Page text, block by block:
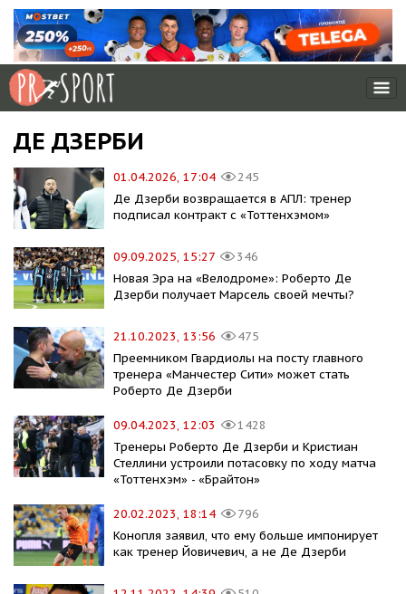
ДЕ ДЗЕРБИ
01.04.2026, 17:04
245
Де Дзерби возвращается в АПЛ: тренер
подписал контракт с «Тоттенхэмом»
09.09.2025, 15:27
346
Новая Эра на «Велодроме»: Роберто Де
Дзерби получает Марсель своей мечты?
21.10.2023, 13:56
475
Преемником Гвардиолы на посту главного
тренера «Манчестер Сити» может стать
Роберто Де Дзерби
09.04.2023, 12:03
1428
Тренеры Роберто Де Дзерби и Кристиан
Стеллини устроили потасовку по ходу матча
«Тоттенхэм» - «Брайтон»
20.02.2023, 18:14
796
Конопля заявил, что ему больше импонирует
как тренер Йовичевич, а не Де Дзерби